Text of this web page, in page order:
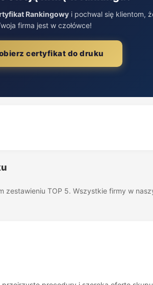
Rankingowyi pochwal się klientom,
firma jest w czołówce!
certyfikat do druku
TOP 5. Wszystkie firmy w